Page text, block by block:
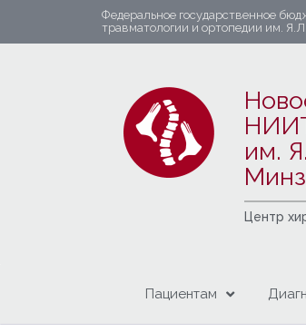
Федеральное государственное
травматологии и ортопедии им.
им.
Центр
Пациентам